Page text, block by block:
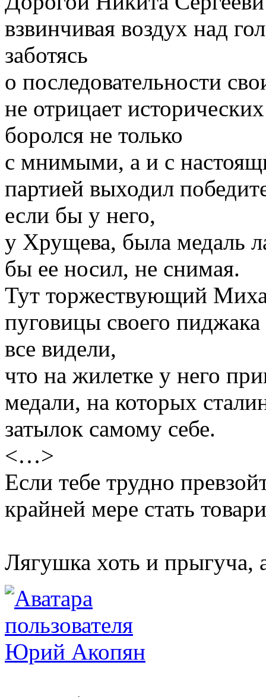
взвинчивая воздух над
заботясь
о последовательности
не отрицает
боролся не только
с мнимыми, а и с
партией выходил
если бы у него,
у Хрущева, была медаль
бы ее носил, не снимая.
Тут торжествующий
пуговицы своего
все видели,
что на жилетке у него
медали, на которых
затылок самому себе.
<…>
Если тебе трудно
крайней мере стать
Лягушка хоть и прыгуча,
Юрий Акопян